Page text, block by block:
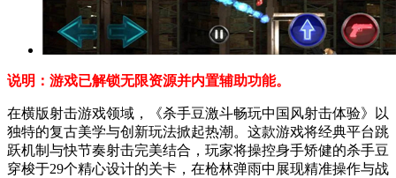
说明：游戏已解锁无限资源并内置辅助功能。
在横版射击游戏领域，《杀手豆激斗畅玩中国风射击体验》以
独特的复古美学与创新玩法掀起热潮。这款游戏将经典平台跳
跃机制与快节奏射击完美结合，玩家将操控身手矫健的杀手豆
穿梭于29个精心设计的关卡，在枪林弹雨中展现精准操作与战